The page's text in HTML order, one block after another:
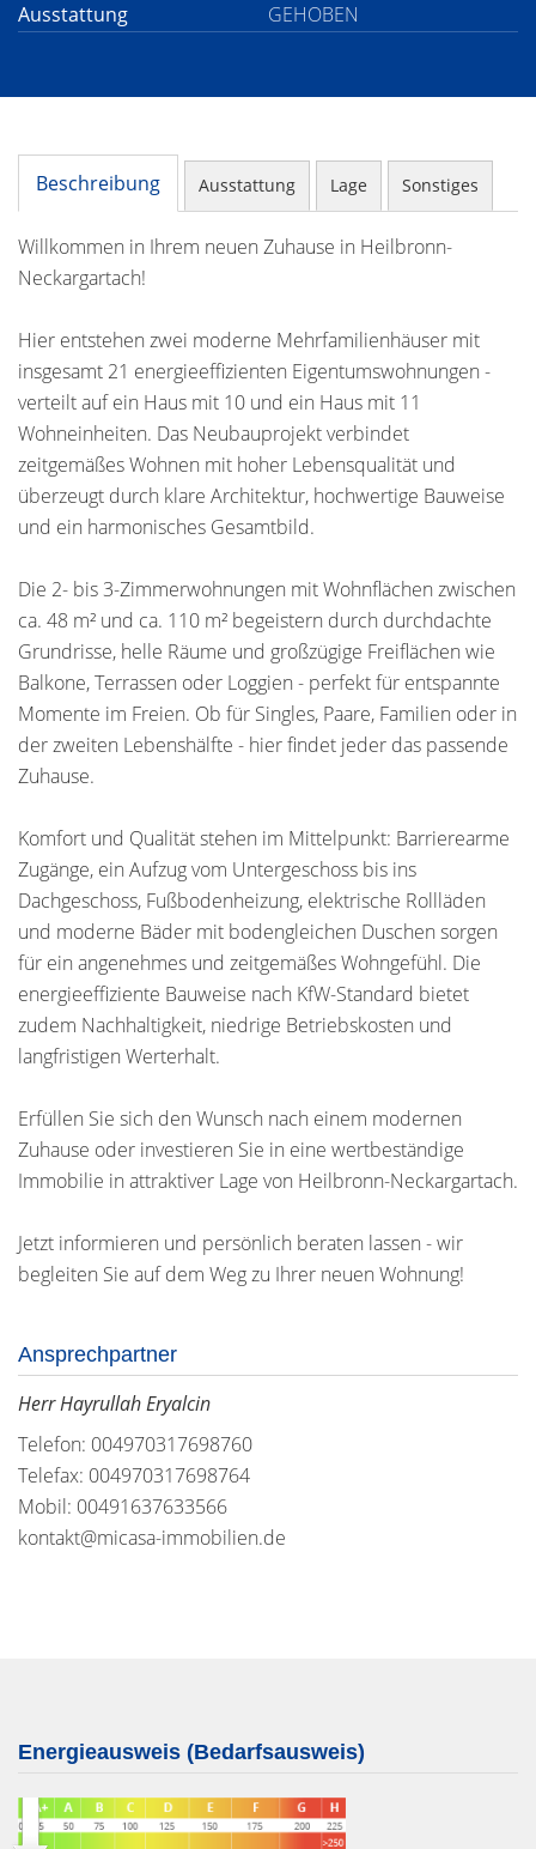
Ausstattung
GEHOBEN
Beschreibung Ausstattung Lage Sonstiges
Willkommen in Ihrem neuen Zuhause in Heilbronn-
Neckargartach!
Hier entstehen zwei moderne Mehrfamilienhäuser mit
insgesamt 21 energieeffizienten Eigentumswohnungen -
verteilt auf ein Haus mit 10 und ein Haus mit 11
Wohneinheiten. Das Neubauprojekt verbindet
zeitgemäßes Wohnen mit hoher Lebensqualität und
überzeugt durch klare Architektur, hochwertige Bauweise
und ein harmonisches Gesamtbild.
Die 2- bis 3-Zimmerwohnungen mit Wohnflächen zwischen
ca. 48 m² und ca. 110 m² begeistern durch durchdachte
Grundrisse, helle Räume und großzügige Freiflächen wie
Balkone, Terrassen oder Loggien - perfekt für entspannte
Momente im Freien. Ob für Singles, Paare, Familien oder in
der zweiten Lebenshälfte - hier findet jeder das passende
Zuhause.
Komfort und Qualität stehen im Mittelpunkt: Barrierearme
Zugänge, ein Aufzug vom Untergeschoss bis ins
Dachgeschoss, Fußbodenheizung, elektrische Rollläden
und moderne Bäder mit bodengleichen Duschen sorgen
für ein angenehmes und zeitgemäßes Wohngefühl. Die
energieeffiziente Bauweise nach KfW-Standard bietet
zudem Nachhaltigkeit, niedrige Betriebskosten und
langfristigen Werterhalt.
Erfüllen Sie sich den Wunsch nach einem modernen
Zuhause oder investieren Sie in eine wertbeständige
Immobilie in attraktiver Lage von Heilbronn-Neckargartach.
Jetzt informieren und persönlich beraten lassen - wir
begleiten Sie auf dem Weg zu Ihrer neuen Wohnung!
Ansprechpartner
Herr Hayrullah Eryalcin
Telefon: 004970317698760
Telefax: 004970317698764
Mobil: 00491637633566
kontakt@micasa-immobilien.de
Energieausweis (Bedarfsausweis)